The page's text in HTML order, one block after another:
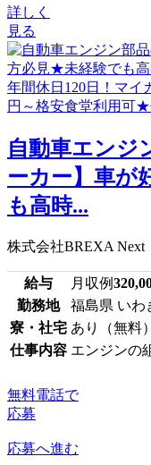
詳しく
見る
自動車エンジ
ーカー】車が
も高時...
株式会社BREXA Next
給与 月収例
勤務地
福島県 いわ
寮・社宅 あり（無料）
仕事内容 エンジンの
無料電話で
応募
応募へ進む